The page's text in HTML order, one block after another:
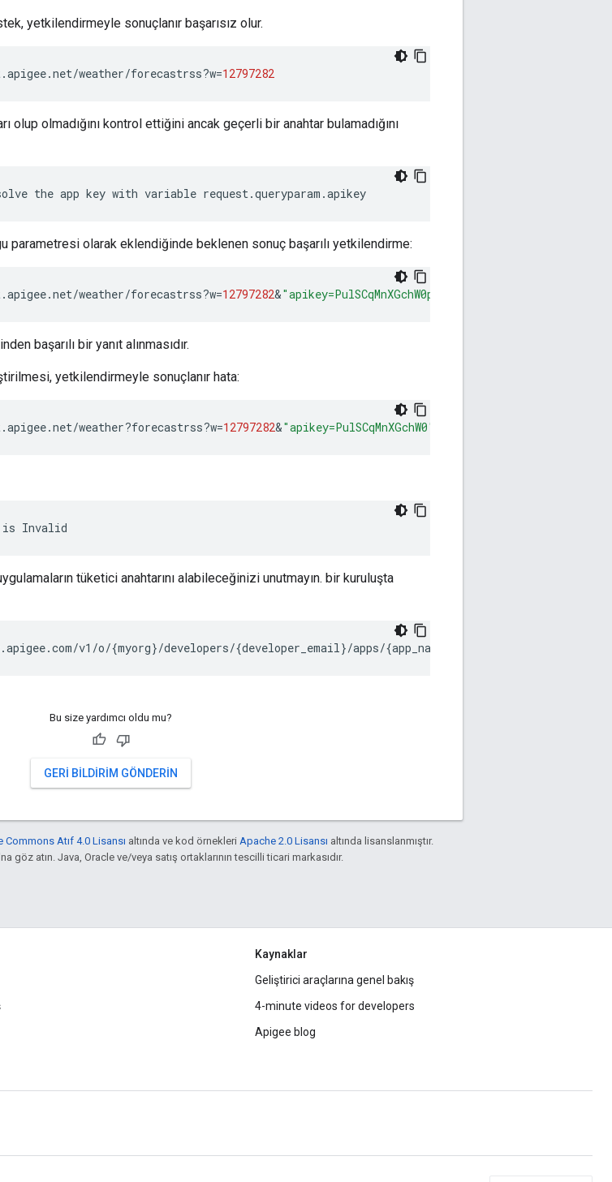
yetkilendirmeyle sonuçlanır başarısız olur.
weather/forecastrss?w=12797282
olup olmadığını kontrol ettiğini ancak geçerli bir anahtar bulamadığını
the app key with variable request.queryparam .apikey
parametresi olarak eklendiğinde beklenen sonuç başarılı yetkilendirme:
weather/forecastrss?w=12797282&"apikey=PulSCqMnXGchW0pC0s5o9ngHVTWMeLqk"
başarılı bir yanıt alınmasıdır.
yetkilendirmeyle sonuçlanır hata:
weather?forecastrss?w=12797282&"apikey=PulSCqMnXGchW0"
is Invalid
tüketici anahtarını alabileceğinizi unutmayın. bir kuruluşta
v1/o/{myorg}/developers/{developer_email}/apps/{app_name
Bu size yardımcı oldu mu?
GERI BILDIRIM GÖNDERIN
Commons Atıf 4.0 Lisansı altında ve kod örnekleri Apache 2.0 Lisansı altında lisanslanmıştır.
göz atın. Java, Oracle ve/veya satış ortaklarının tescilli ticari markasıdır.
Kaynaklar
Geliştirici araçlarına genel bakış
4-minute videos for developers
Apigee blog